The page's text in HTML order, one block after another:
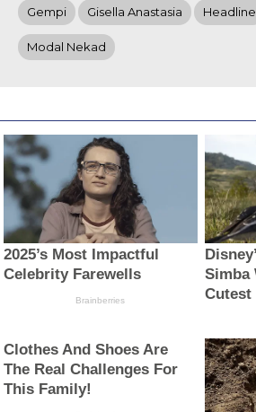
Gempi Gisella Anastasia Headline
Modal Nekad